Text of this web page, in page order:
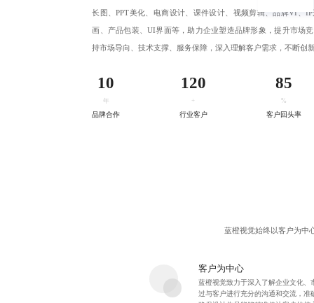
长图、PPT美化、电商设计、 课件设计 、视频剪辑、品牌VI、
画、产品包装、UI界面等，助力企业塑造品牌形象，提升市场
持市场导向、技术支撑、服务保障，深入理解客户需求，不断创
10
年
品牌合作
120
+
行业客户
85
%
客户回头率
蓝橙视觉始终以客户为中
客户为中心
蓝橙视觉致力于深入了解企业文化、
过与客户进行充分的沟通和交流，准